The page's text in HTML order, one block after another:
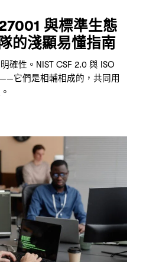
與標準生態
的淺顯易懂指南
確性。NIST CSF 2.0 與 ISO
它們是相輔相成的，共同用